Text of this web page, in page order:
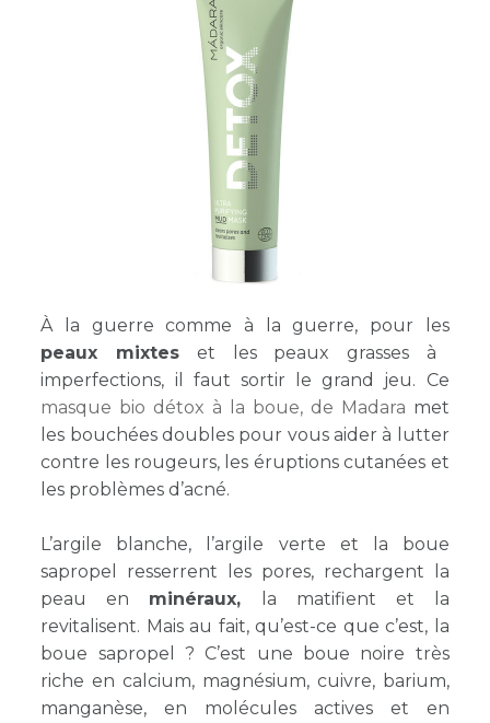
À la guerre comme à la guerre, pour les
peaux mixtes et les peaux grasses à
imperfections, il faut sortir le grand jeu. Ce
masque bio détox à la boue, de Madara met
les bouchées doubles pour vous aider à lutter
contre les rougeurs, les éruptions cutanées et
les problèmes d’acné.
L’argile blanche, l’argile verte et la boue
sapropel resserrent les pores, rechargent la
peau en minéraux, la matifient et la
revitalisent. Mais au fait, qu’est-ce que c’est, la
boue sapropel ? C’est une boue noire très
riche en calcium, magnésium, cuivre, barium,
manganèse, en molécules actives et en